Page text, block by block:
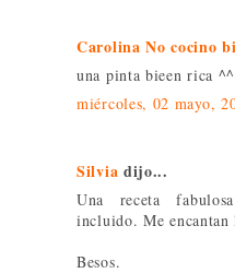
Carolina No cocino
una pinta bieen rica ^^
miércoles, 02 mayo,
Silvia dijo...
Una receta
incluido. Me encantan
Besos.